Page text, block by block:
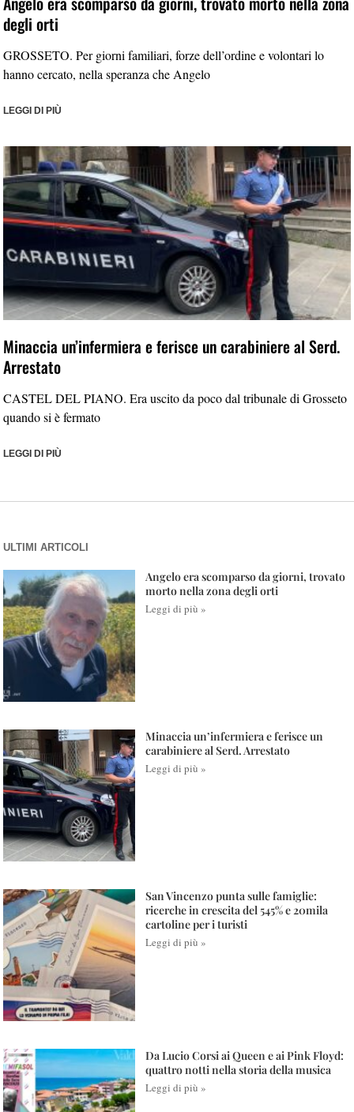
degli orti
GROSSETO. Per giorni familiari, forze dell’ordine e volontari lo
hanno cercato, nella speranza che Angelo
LEGGI DI PIÙ
Minaccia un’infermiera e ferisce un carabiniere al Serd.
Arrestato
CASTEL DEL PIANO. Era uscito da poco dal tribunale di Grosseto
quando si è fermato
LEGGI DI PIÙ
ULTIMI ARTICOLI
Angelo era scomparso da giorni, trovato
morto nella zona degli orti
Leggi di più »
Minaccia un’infermiera e ferisce un
carabiniere al Serd. Arrestato
Leggi di più »
San Vincenzo punta sulle famiglie:
ricerche in crescita del 545% e 20mila
cartoline per i turisti
Leggi di più »
Da Lucio Corsi ai Queen e ai Pink Floyd:
quattro notti nella storia della musica
Leggi di più »